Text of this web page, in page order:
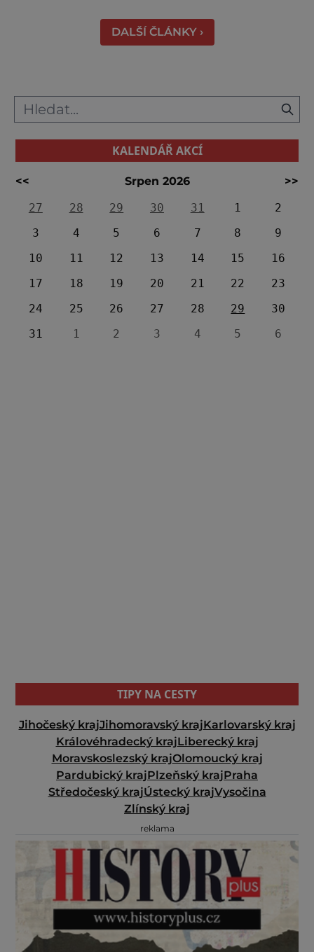
břehu říčky Rubikon pronáší Gaius Julius
Caesar svou slavnou vě
DALŠÍ ČLÁNKY ›
KALENDÁŘ AKCÍ
<< Srpen 2026
>>
27
28 29 30 31 1
2
3
4 5 6 7 8
9
10
11 12 13 14 15
16
17
18 19 20 21 22
23
24
25 26 27 28 29
30
31
1 2 3 4 5 6
TIPY NA CESTY
Jihočeský krajJihomoravský krajKarlovarský kraj
Královéhradecký krajLiberecký kraj
Moravskoslezský krajOlomoucký kraj
Pardubický krajPlzeňský krajPraha
Středočeský krajÚstecký krajVysočina
Zlínský kraj
reklama